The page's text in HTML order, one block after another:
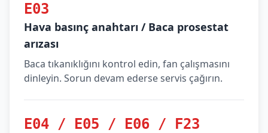
E03
Hava basınç anahtarı / Baca prosestat
arızası
Baca tıkanıklığını kontrol edin, fan çalışmasını
dinleyin. Sorun devam ederse servis çağırın.
E04 / E05 / E06 / F23